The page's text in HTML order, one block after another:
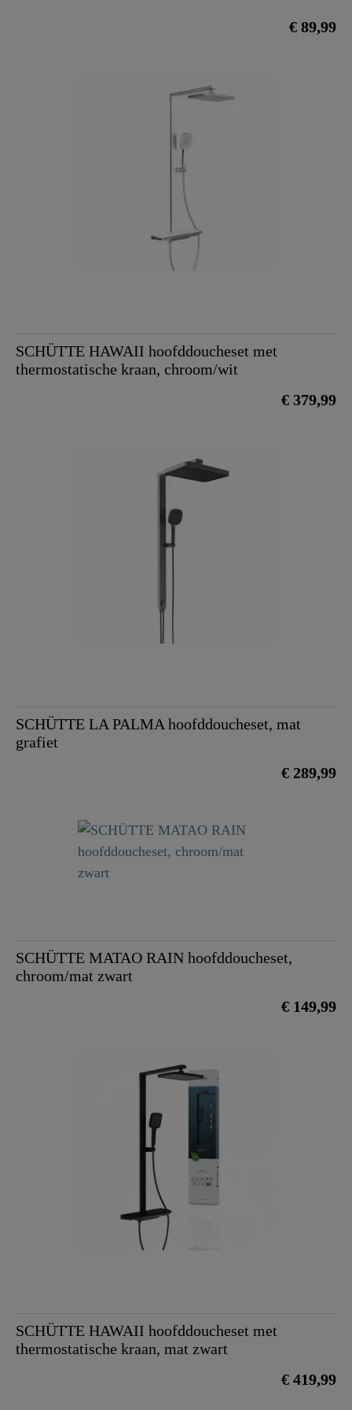
€ 89,99
SCHÜTTE HAWAII hoofddoucheset met
thermostatische kraan, chroom/wit
€ 379,99
SCHÜTTE LA PALMA hoofddoucheset, mat
grafiet
€ 289,99
SCHÜTTE MATAO RAIN hoofddoucheset,
chroom/mat zwart
€ 149,99
SCHÜTTE HAWAII hoofddoucheset met
thermostatische kraan, mat zwart
€ 419,99